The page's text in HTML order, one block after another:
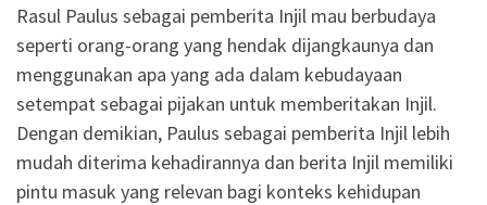
Rasul Paulus sebagai pemberita Injil mau berbudaya
seperti orang-orang yang hendak dijangkaunya dan
menggunakan apa yang ada dalam kebudayaan
setempat sebagai pijakan untuk memberitakan Injil.
Dengan demikian, Paulus sebagai pemberita Injil lebih
mudah diterima kehadirannya dan berita Injil memiliki
pintu masuk yang relevan bagi konteks kehidupan